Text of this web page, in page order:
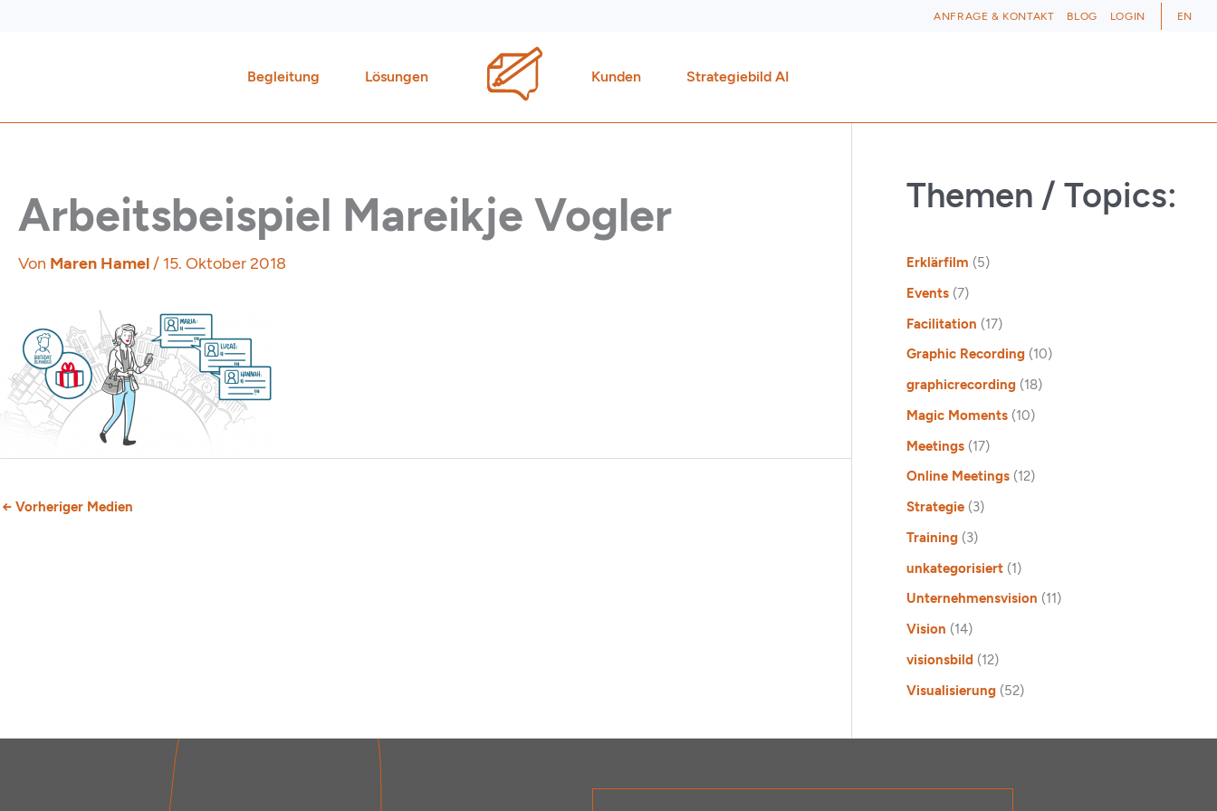
ANFRAGE & KONTAKT BLOG LOGIN EN
Begleitung Lösungen Kunden Strategiebild AI
Arbeitsbeispiel Mareikje Vogler
Von Maren Hamel/ 15. Oktober 2018
← Vorheriger Medien
Themen / Topics:
Erklärfilm (5)
Events(7)
Facilitation (17)
Graphic Recording(10)
graphicrecording(18)
Magic Moments(10)
Meetings(17)
Online Meetings(12)
Strategie(3)
Training(3)
unkategorisiert(1)
Unternehmensvision (11)
Vision (14)
visionsbild (12)
Visualisierung(52)